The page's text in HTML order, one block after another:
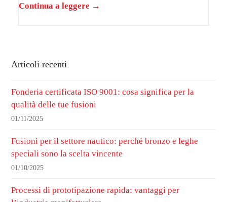
Continua a leggere →
Articoli recenti
Fonderia certificata ISO 9001: cosa significa per la
qualità delle tue fusioni
01/11/2025
Fusioni per il settore nautico: perché bronzo e leghe
speciali sono la scelta vincente
01/10/2025
Processi di prototipazione rapida: vantaggi per